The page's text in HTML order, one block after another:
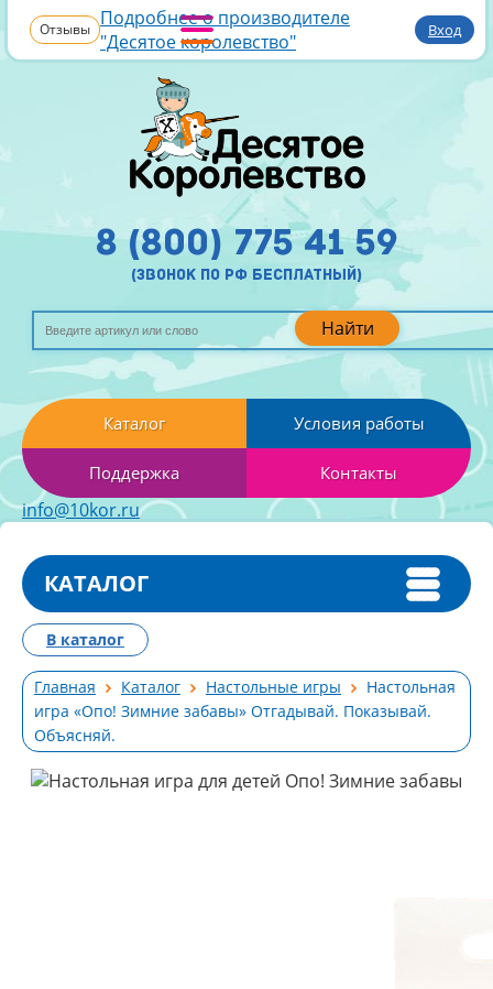
Отзывы Подробнее о производителе
"Десятое королевство"
Вход
Найти
8 (800) 775 41 59
(звонок по рф бесплатный)
Каталог Условия работы
Поддержка Контакты
info@10kor.ru
КАТАЛОГ
Главная Каталог Настольные игры
Настольная
игра «Опо! Зимние забавы» Отгадывай. Показывай.
Объясняй.
В каталог